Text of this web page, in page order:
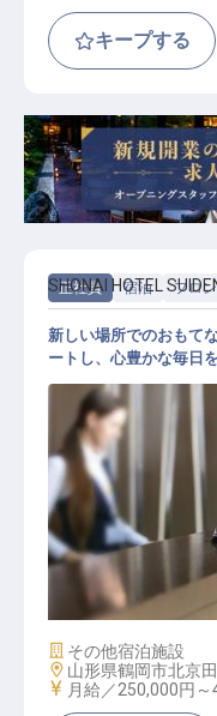
キープする
正社員 宿泊 フロ
レセプションス
SHONAI HOTEL
新しい場所でのおもて
ートし、心豊かな毎日
施設業態
その他宿泊施設
勤務地
山形県鶴岡市北京
給与
月給／250,000円～